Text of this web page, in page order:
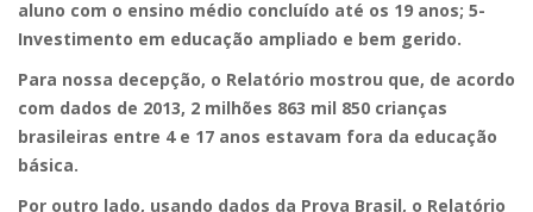
aluno com o ensino médio concluído até os 19 anos; 5-
Investimento em educação ampliado e bem gerido.
Para nossa decepção, o Relatório mostrou que, de acordo
com dados de 2013, 2 milhões 863 mil 850 crianças
brasileiras entre 4 e 17 anos estavam fora da educação
básica.
Por outro lado, usando dados da Prova Brasil, o Relatório